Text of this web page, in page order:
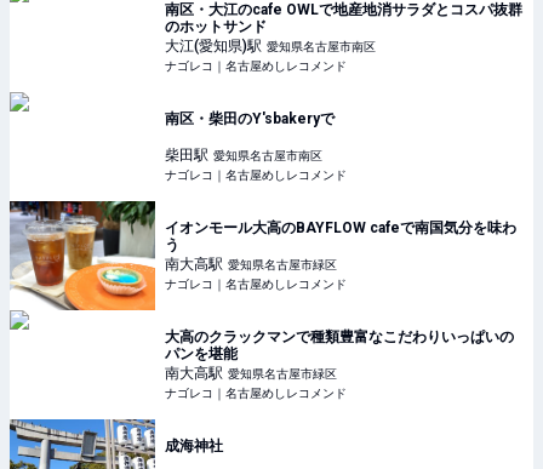
南区・大江のcafe OWLで地産地消サラダとコスパ抜群
のホットサンド
大江(愛知県)駅 愛知県名古屋市南区
ナゴレコ｜名古屋めしレコメンド
南区・柴田のY'sbakeryで
柴田駅 愛知県名古屋市南区
ナゴレコ｜名古屋めしレコメンド
イオンモール大高のBAYFLOW cafeで南国気分を味わ
う
南大高駅 愛知県名古屋市緑区
ナゴレコ｜名古屋めしレコメンド
大高のクラックマンで種類豊富なこだわりいっぱいの
パンを堪能
南大高駅 愛知県名古屋市緑区
ナゴレコ｜名古屋めしレコメンド
成海神社